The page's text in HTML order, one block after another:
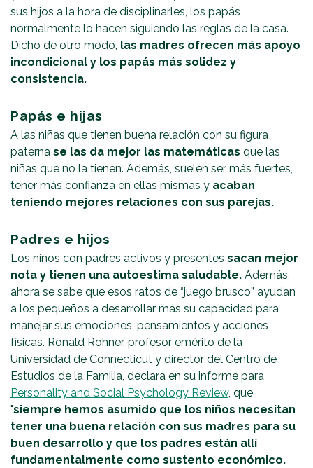
sus hijos a la hora de disciplinarles, los papás
normalmente lo hacen siguiendo las reglas de la casa.
Dicho de otro modo, las madres ofrecen más apoyo
incondicional y los papás más solidez y
consistencia.
Papás e hijas
A las niñas que tienen buena relación con su figura
paterna se las da mejor las matemáticas que las
niñas que no la tienen. Además, suelen ser más fuertes,
tener más confianza en ellas mismas y acaban
teniendo mejores relaciones con sus parejas.
Padres e hijos
Los niños con padres activos y presentes sacan mejor
nota y tienen una autoestima saludable. Además,
ahora se sabe que esos ratos de “juego brusco” ayudan
a los pequeños a desarrollar más su capacidad para
manejar sus emociones, pensamientos y acciones
físicas. Ronald Rohner, profesor emérito de la
Universidad de Connecticut y director del Centro de
Estudios de la Familia, declara en su informe para
Personality and Social Psychology Review, que
"siempre hemos asumido que los niños necesitan
tener una buena relación con sus madres para su
buen desarrollo y que los padres están allí
fundamentalmente como sustento económico.